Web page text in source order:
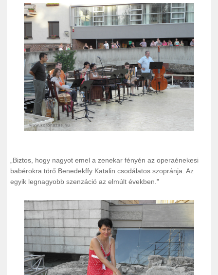
Biztos, hogy nagyot emel a zenekar fényén az operaénekesi
babérokra törő Benedekffy Katalin csodálatos szopránja. Az
egyik legnagyobb szenzáció az elmúlt években."